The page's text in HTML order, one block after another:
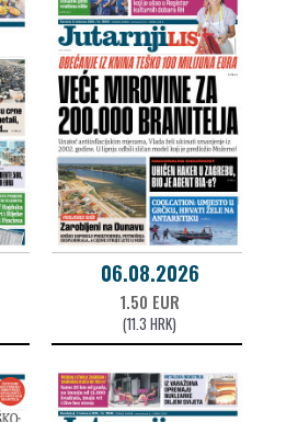
06.08.2026
1.50 EUR
(11.3 HRK)